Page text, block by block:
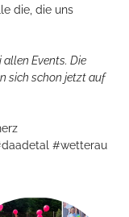
die, die uns
allen Events. Die
sich schon jetzt auf
#wetterau